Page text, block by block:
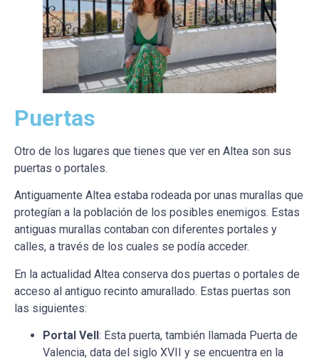
Puertas
Otro de los lugares que tienes que ver en Altea son sus
puertas o portales.
Antiguamente Altea estaba rodeada por unas murallas que
protegían a la población de los posibles enemigos. Estas
antiguas murallas contaban con diferentes portales y
calles, a través de los cuales se podía acceder.
En la actualidad Altea conserva dos puertas o portales de
acceso al antiguo recinto amurallado. Estas puertas son
las siguientes:
Portal Vell: Esta puerta, también llamada Puerta de
Valencia, data del siglo XVII y se encuentra en la